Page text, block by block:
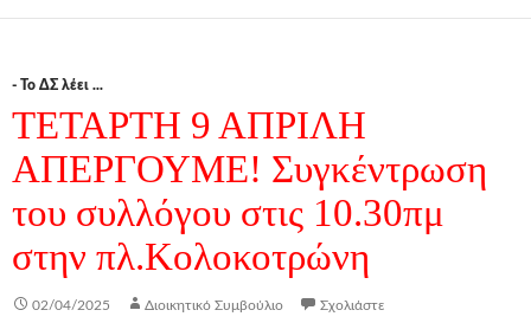
- Το ΔΣ λέει ...
ΤΕΤΑΡΤΗ 9 ΑΠΡΙΛΗ
ΑΠΕΡΓΟΥΜΕ! Συγκέντρωση
του συλλόγου στις 10.30πμ
στην πλ.Κολοκοτρώνη
02/04/2025 Διοικητικό Συμβούλιο Σχολιάστε